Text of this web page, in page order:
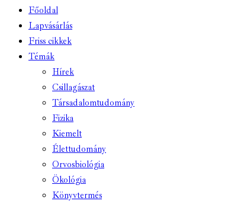
Főoldal
Lapvásárlás
Friss cikkek
Témák
Hírek
Csillagászat
Társadalomtudomány
Fizika
Kiemelt
Élettudomány
Orvosbiológia
Ökológia
Könyvtermés